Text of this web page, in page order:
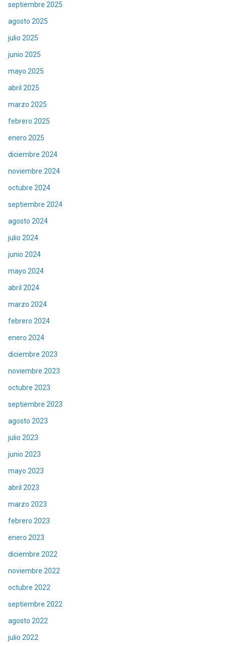
septiembre 2025
agosto 2025
julio 2025
junio 2025
mayo 2025
abril 2025
marzo 2025
febrero 2025
enero 2025
diciembre 2024
noviembre 2024
octubre 2024
septiembre 2024
agosto 2024
julio 2024
junio 2024
mayo 2024
abril 2024
marzo 2024
febrero 2024
enero 2024
diciembre 2023
noviembre 2023
octubre 2023
septiembre 2023
agosto 2023
julio 2023
junio 2023
mayo 2023
abril 2023
marzo 2023
febrero 2023
enero 2023
diciembre 2022
noviembre 2022
octubre 2022
septiembre 2022
agosto 2022
julio 2022